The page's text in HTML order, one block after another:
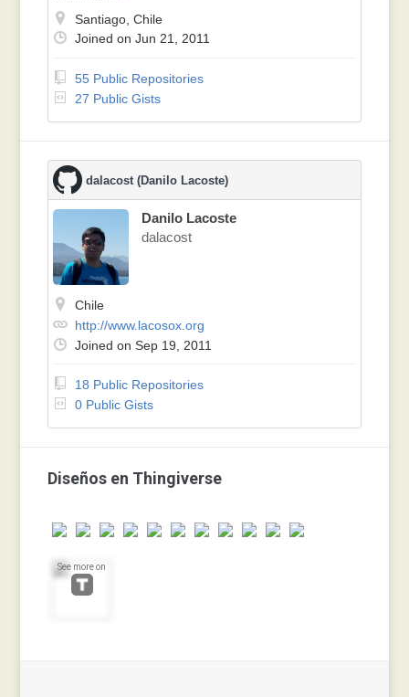
Santiago, Chile
Joined on Jun 21, 2011
55 Public Repositories
27 Public Gists
dalacost (Danilo Lacoste)
Danilo Lacoste
dalacost
Chile
http://www.lacosox.org
Joined on Sep 19, 2011
18 Public Repositories
0 Public Gists
Diseños en Thingiverse
See more on